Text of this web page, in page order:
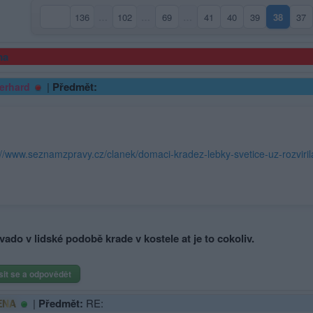
136 102 69 41 40 39 38 37
| Předmět:
v lidské podobě krade v kostele at je to cokoliv.
se a odpovědět
| Předmět: RE: